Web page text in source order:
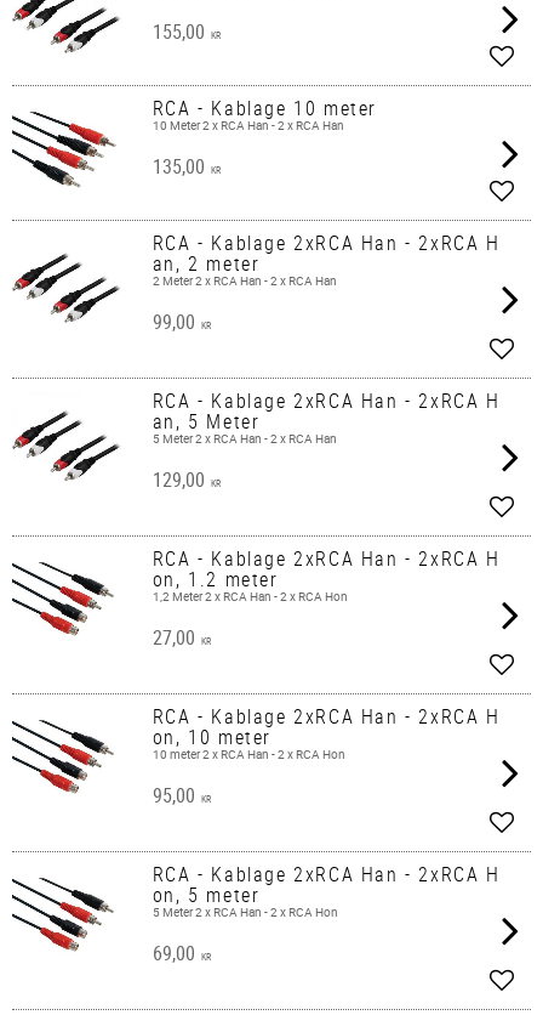
155,00 KR
Add
RCA - Kablage 10 meter
10 Meter 2 x RCA Han - 2 x RCA Han
135,00 KR
Add
RCA - Kablage 2xRCA Han - 2xRCA H
an, 2 meter
2 Meter 2 x RCA Han - 2 x RCA Han
99,00 KR
Add
RCA - Kablage 2xRCA Han - 2xRCA H
an, 5 Meter
5 Meter 2 x RCA Han - 2 x RCA Han
129,00 KR
Add
RCA - Kablage 2xRCA Han - 2xRCA H
on, 1.2 meter
1,2 Meter 2 x RCA Han - 2 x RCA Hon
27,00 KR
Add
RCA - Kablage 2xRCA Han - 2xRCA H
on, 10 meter
10 meter 2 x RCA Han - 2 x RCA Hon
95,00 KR
Add
RCA - Kablage 2xRCA Han - 2xRCA H
on, 5 meter
5 Meter 2 x RCA Han - 2 x RCA Hon
69,00 KR
Add